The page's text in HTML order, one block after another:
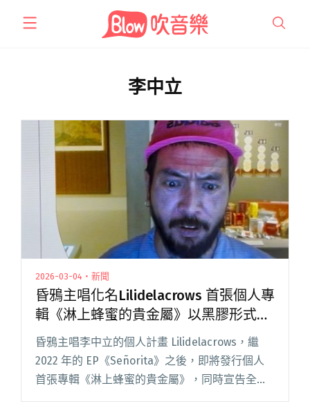
李中立
2026-03-04・新聞
昏鴉主唱化名Lilidelacrows 首張個人專
輯《淋上蜂蜜的貴金屬》以黑膠形式限
量發行
昏鴉主唱李中立的個人計畫 Lilidelacrows，繼
2022 年的 EP《Señorita》之後，即將發行個人
首張專輯《淋上蜂蜜的貴金屬》，同時宣告全台
發片巡演，將於 3 月 26 日台北 Revolver、3 月